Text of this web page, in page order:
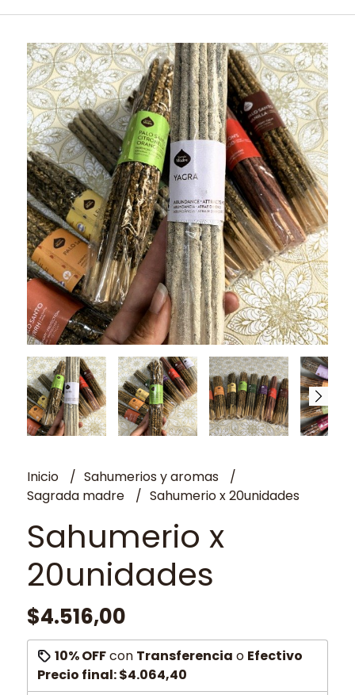
Inicio
Sahumerios y aromas
Sagrada madre
Sahumerio x 20unidades
Sahumerio x
20unidades
$4.516,00
10% OFFcon Transferencia o Efectivo
Precio final:$4.064,40